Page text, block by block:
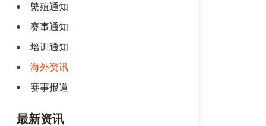
繁殖通知
赛事通知
培训通知
海外资讯
赛事报道
最新资讯